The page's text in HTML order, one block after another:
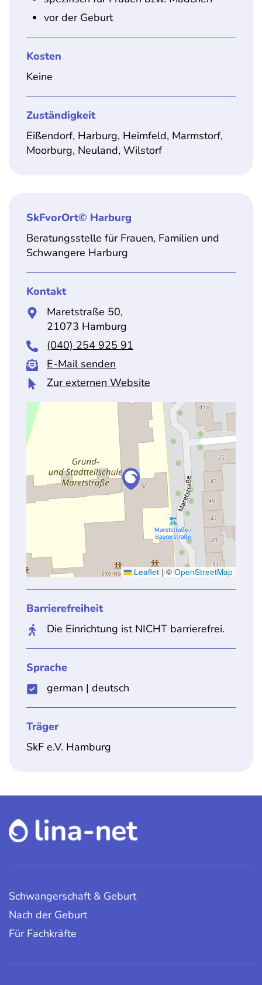
vor der Geburt
Kosten
Keine
Zuständigkeit
Eißendorf, Harburg, Heimfeld, Marmstorf,
Moorburg, Neuland, Wilstorf
SkFvorOrt© Harburg
Beratungsstelle für Frauen, Familien und
Schwangere Harburg
Kontakt
Maretstraße 50,
21073 Hamburg
(040) 254 925 91
E-Mail senden
Zur externen Website
Leaflet |© OpenStreetMap
Barrierefreiheit
Die Einrichtung ist NICHT barrierefrei.
Sprache
german | deutsch
Träger
SkF e.V. Hamburg
Schwangerschaft & Geburt
Nach der Geburt
Für Fachkräfte